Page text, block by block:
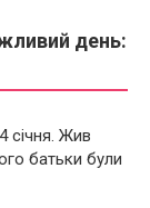
день:
січня. Жив
батьки були